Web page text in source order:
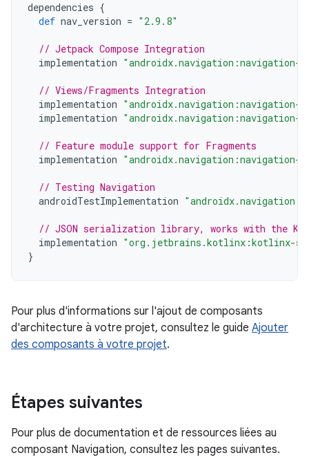
dependencies {
def nav_version = "2.9.8"
// Jetpack Compose Integration
implementation "androidx.navigation:navigation-
// Views/Fragments Integration
implementation "androidx.navigation:navigation-
implementation "androidx.navigation:navigation-
// Feature module support for Fragments
implementation "androidx.navigation:navigation-
// Testing Navigation
androidTestImplementation
// JSON serialization library, works with the
implementation "org.jetbrains.kotlinx:kotlinx-
}
Pour plus d'informations sur l'ajout de composants
d'architecture à votre projet, consultez le guide Ajouter
des composants à votre projet.
Étapes suivantes
Pour plus de documentation et de ressources liées au
composant Navigation, consultez les pages suivantes.